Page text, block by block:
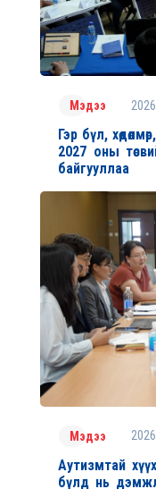
Мэдээ
Гэр бүл,
2027 оны
байгууллаа
Мэдээ
Аутизмтай
бүлд нь